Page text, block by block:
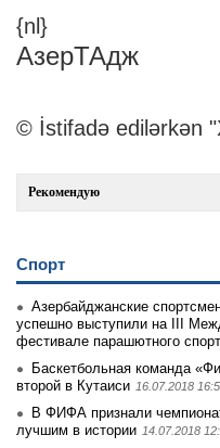
{nl}
АзерТАдж
© İstifadə edilərkən
Рекомендую
Спорт
Азербайджанские
успешно выступили на III
фестивале парашютного
Баскетбольная команда
второй в Кутаиси 16.07.2018
В ФИФА признали
лучшим в истории 14.07.2018